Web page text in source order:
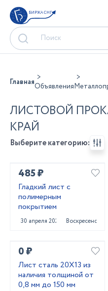
БИРЖА СНГ
ГлавнаяОбъявления
ЛИСТОВОЙ
КРАЙ
Выберите категорию:
485 ₽
Гладкий лист с
полимерным
покрытием
30 апреля 2021 Воскресенск
0 ₽
Лист сталь 20Х13 из
наличия толщиной от
0,8 мм до 150 мм